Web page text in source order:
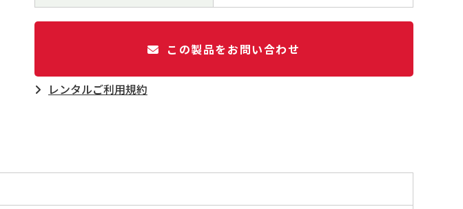
この製品をお問い合わせ
レンタルご利⽤規約